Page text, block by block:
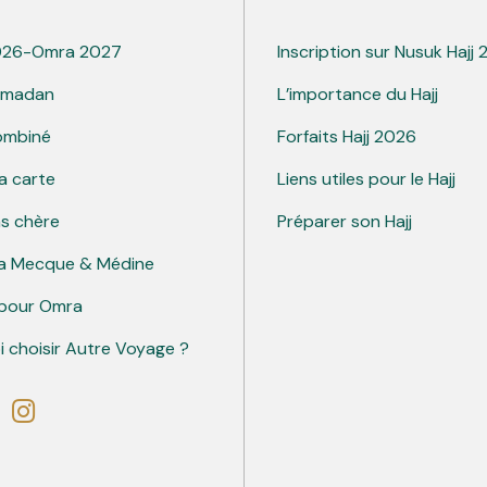
Omra 2027
carte
chère
Mecque & Médine
Omra
choisir Autre Voyage ?
Inscription sur Nusuk Hajj
L’importance du Hajj
Forfaits Hajj 2026
Liens utiles pour le Hajj
Préparer son Hajj